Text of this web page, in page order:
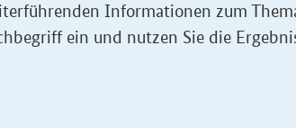
Informationen zum
ein und nutzen Sie die